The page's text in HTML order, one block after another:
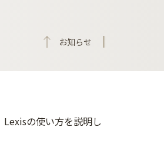
お知らせ
の使い方を説明し